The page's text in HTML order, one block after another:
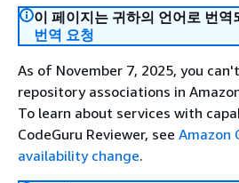
이 페이지는 귀하의 언어로 번역
번역 요청
As of November 7, 2025, you
repository associations in
To learn about services with
CodeGuru Reviewer, see Amazon
availability change.